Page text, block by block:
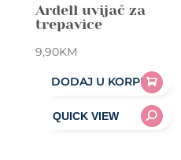
Ardell uvijač za
trepavice
9,90KM
DODAJ U KORPU